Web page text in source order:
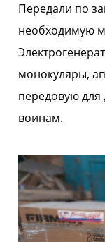
Передали по
необходимую
монокуляры,
передовую
воинам.